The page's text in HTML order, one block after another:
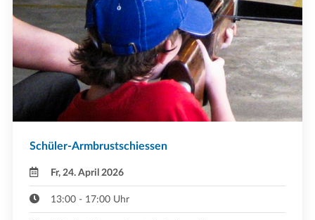
Schüler-Armbrustschiessen
Fr, 24. April 2026
13:00 - 17:00 Uhr